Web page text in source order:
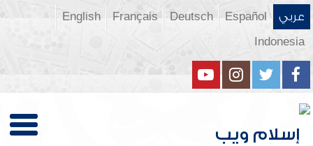
عربي Español
Deutsch
Français
English
Indonesia